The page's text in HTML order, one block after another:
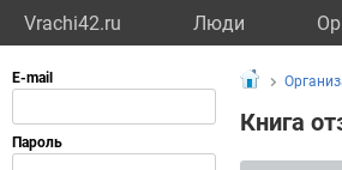
Vrachi42.ru Люди
Книга